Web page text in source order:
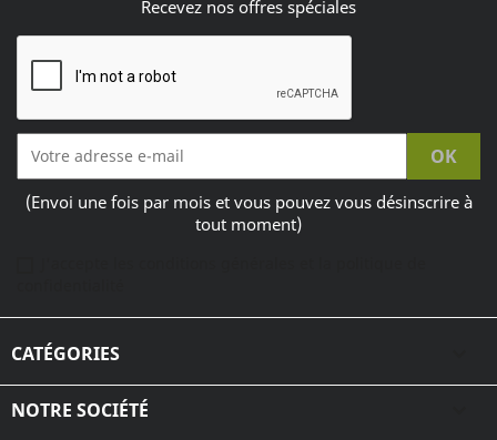
Recevez nos offres spéciales
(Envoi une fois par mois et vous pouvez vous désinscrire à
tout moment)
CATÉGORIES
NOTRE SOCIÉTÉ